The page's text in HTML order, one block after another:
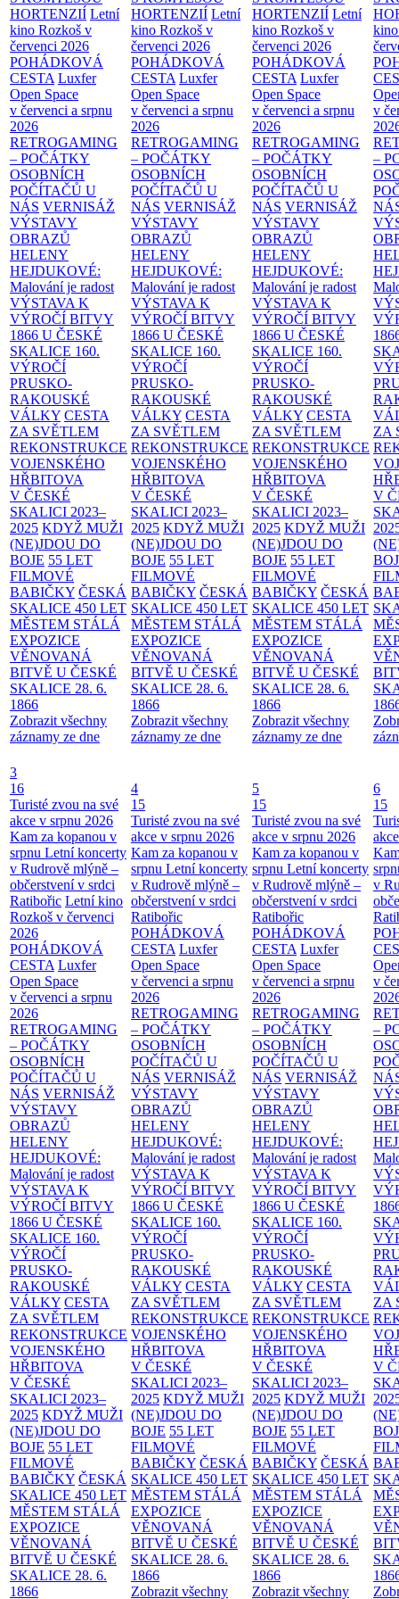
HORTENZIÍ Letní
kino Rozkoš v
červenci 2026
POHÁDKOVÁ
CESTA Luxfer
Open Space
v červenci a srpnu
2026
RETROGAMING
– POČÁTKY
OSOBNÍCH
POČÍTAČŮ U
NÁS VERNISÁŽ
VÝSTAVY
OBRAZŮ
HELENY
HEJDUKOVÉ:
Malování je radost
VÝSTAVA K
VÝROČÍ BITVY
1866 U ČESKÉ
SKALICE 160.
VÝROČÍ
PRUSKO-
RAKOUSKÉ
VÁLKY CESTA
ZA SVĚTLEM
REKONSTRUKCE
VOJENSKÉHO
HŘBITOVA
V ČESKÉ
SKALICI 2023–
2025 KDYŽ MUŽI
(NE)JDOU DO
BOJE 55 LET
FILMOVÉ
BABIČKY ČESKÁ
SKALICE 450 LET
MĚSTEM STÁLÁ
EXPOZICE
VĚNOVANÁ
BITVĚ U ČESKÉ
SKALICE 28. 6.
1866
Zobrazit všechny
záznamy ze dne
HORTENZIÍ Letní
kino Rozkoš v
červenci 2026
POHÁDKOVÁ
CESTA Luxfer
Open Space
v červenci a srpnu
2026
RETROGAMING
– POČÁTKY
OSOBNÍCH
POČÍTAČŮ U
NÁS VERNISÁŽ
VÝSTAVY
OBRAZŮ
HELENY
HEJDUKOVÉ:
Malování je radost
VÝSTAVA K
VÝROČÍ BITVY
1866 U ČESKÉ
SKALICE 160.
VÝROČÍ
PRUSKO-
RAKOUSKÉ
VÁLKY CESTA
ZA SVĚTLEM
REKONSTRUKCE
VOJENSKÉHO
HŘBITOVA
V ČESKÉ
SKALICI 2023–
2025 KDYŽ MUŽI
(NE)JDOU DO
BOJE 55 LET
FILMOVÉ
BABIČKY ČESKÁ
SKALICE 450 LET
MĚSTEM STÁLÁ
EXPOZICE
VĚNOVANÁ
BITVĚ U ČESKÉ
SKALICE 28. 6.
1866
Zobrazit všechny
záznamy ze dne
HORTENZIÍ Letní
kino Rozkoš v
červenci 2026
POHÁDKOVÁ
CESTA Luxfer
Open Space
v červenci a srpnu
2026
RETROGAMING
– POČÁTKY
OSOBNÍCH
POČÍTAČŮ U
NÁS VERNISÁŽ
VÝSTAVY
OBRAZŮ
HELENY
HEJDUKOVÉ:
Malování je radost
VÝSTAVA K
VÝROČÍ BITVY
1866 U ČESKÉ
SKALICE 160.
VÝROČÍ
PRUSKO-
RAKOUSKÉ
VÁLKY CESTA
ZA SVĚTLEM
REKONSTRUKCE
VOJENSKÉHO
HŘBITOVA
V ČESKÉ
SKALICI 2023–
2025 KDYŽ MUŽI
(NE)JDOU DO
BOJE 55 LET
FILMOVÉ
BABIČKY ČESKÁ
SKALICE 450 LET
MĚSTEM STÁLÁ
EXPOZICE
VĚNOVANÁ
BITVĚ U ČESKÉ
SKALICE 28. 6.
1866
Zobrazit všechny
záznamy ze dne
v
–
ZA
V
3
16
Turisté zvou na své
akce v srpnu 2026
Kam za kopanou v
srpnu Letní koncerty
v Rudrově mlýně –
občerstvení v srdci
Ratibořic Letní kino
Rozkoš v červenci
2026
POHÁDKOVÁ
CESTA Luxfer
Open Space
v červenci a srpnu
2026
RETROGAMING
– POČÁTKY
OSOBNÍCH
POČÍTAČŮ U
NÁS VERNISÁŽ
VÝSTAVY
OBRAZŮ
HELENY
HEJDUKOVÉ:
Malování je radost
VÝSTAVA K
VÝROČÍ BITVY
1866 U ČESKÉ
SKALICE 160.
VÝROČÍ
PRUSKO-
RAKOUSKÉ
VÁLKY CESTA
ZA SVĚTLEM
REKONSTRUKCE
VOJENSKÉHO
HŘBITOVA
V ČESKÉ
SKALICI 2023–
2025 KDYŽ MUŽI
(NE)JDOU DO
BOJE 55 LET
FILMOVÉ
BABIČKY ČESKÁ
SKALICE 450 LET
MĚSTEM STÁLÁ
EXPOZICE
VĚNOVANÁ
BITVĚ U ČESKÉ
SKALICE 28. 6.
1866
4
15
Turisté zvou na své
akce v srpnu 2026
Kam za kopanou v
srpnu Letní koncerty
v Rudrově mlýně –
občerstvení v srdci
Ratibořic
POHÁDKOVÁ
CESTA Luxfer
Open Space
v červenci a srpnu
2026
RETROGAMING
– POČÁTKY
OSOBNÍCH
POČÍTAČŮ U
NÁS VERNISÁŽ
VÝSTAVY
OBRAZŮ
HELENY
HEJDUKOVÉ:
Malování je radost
VÝSTAVA K
VÝROČÍ BITVY
1866 U ČESKÉ
SKALICE 160.
VÝROČÍ
PRUSKO-
RAKOUSKÉ
VÁLKY CESTA
ZA SVĚTLEM
REKONSTRUKCE
VOJENSKÉHO
HŘBITOVA
V ČESKÉ
SKALICI 2023–
2025 KDYŽ MUŽI
(NE)JDOU DO
BOJE 55 LET
FILMOVÉ
BABIČKY ČESKÁ
SKALICE 450 LET
MĚSTEM STÁLÁ
EXPOZICE
VĚNOVANÁ
BITVĚ U ČESKÉ
SKALICE 28. 6.
1866
Zobrazit všechny
5
15
Turisté zvou na své
akce v srpnu 2026
Kam za kopanou v
srpnu Letní koncerty
v Rudrově mlýně –
občerstvení v srdci
Ratibořic
POHÁDKOVÁ
CESTA Luxfer
Open Space
v červenci a srpnu
2026
RETROGAMING
– POČÁTKY
OSOBNÍCH
POČÍTAČŮ U
NÁS VERNISÁŽ
VÝSTAVY
OBRAZŮ
HELENY
HEJDUKOVÉ:
Malování je radost
VÝSTAVA K
VÝROČÍ BITVY
1866 U ČESKÉ
SKALICE 160.
VÝROČÍ
PRUSKO-
RAKOUSKÉ
VÁLKY CESTA
ZA SVĚTLEM
REKONSTRUKCE
VOJENSKÉHO
HŘBITOVA
V ČESKÉ
SKALICI 2023–
2025 KDYŽ MUŽI
(NE)JDOU DO
BOJE 55 LET
FILMOVÉ
BABIČKY ČESKÁ
SKALICE 450 LET
MĚSTEM STÁLÁ
EXPOZICE
VĚNOVANÁ
BITVĚ U ČESKÉ
SKALICE 28. 6.
1866
Zobrazit všechny
6
15
v
v
–
ZA
V